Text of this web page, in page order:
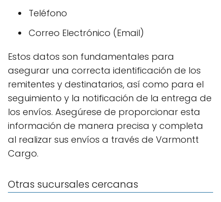
Teléfono
Correo Electrónico (Email)
Estos datos son fundamentales para
asegurar una correcta identificación de los
remitentes y destinatarios, así como para el
seguimiento y la notificación de la entrega de
los envíos. Asegúrese de proporcionar esta
información de manera precisa y completa
al realizar sus envíos a través de Varmontt
Cargo.
Otras sucursales cercanas